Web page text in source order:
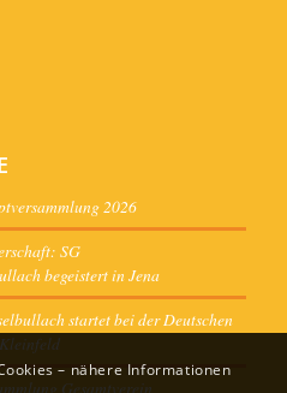
2026
SG
begeistert in Jena
startet bei der Deutschen
Gesamtverein
– nähere Informationen